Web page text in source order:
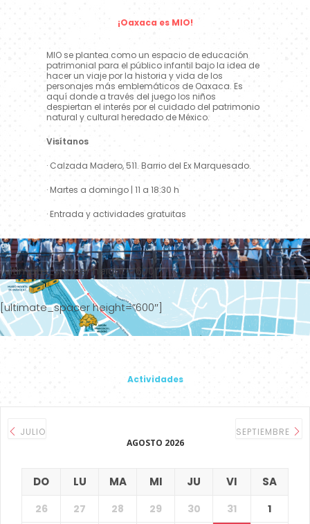
¡Oaxaca es MIO!
MIO se plantea como un espacio de educación
patrimonial para el público infantil bajo la idea de
hacer un viaje por la historia y vida de los
personajes más emblemáticos de Oaxaca. Es
aquí donde a través del juego los niños
despiertan el interés por el cuidado del patrimonio
natural y cultural heredado de México.
Visítanos
· Calzada Madero, 511. Barrio del Ex Marquesado.
· Martes a domingo | 11 a 18:30 h
· Entrada y actividades gratuitas
[ultimate_spacer height=”600″]
[ultimate_spacer height=”600″]
Actividades
JULIO
AGOSTO 2026
SEPTIEMBRE
DO LU MA MI JU VI SA
26 27 28 29 30 31
1